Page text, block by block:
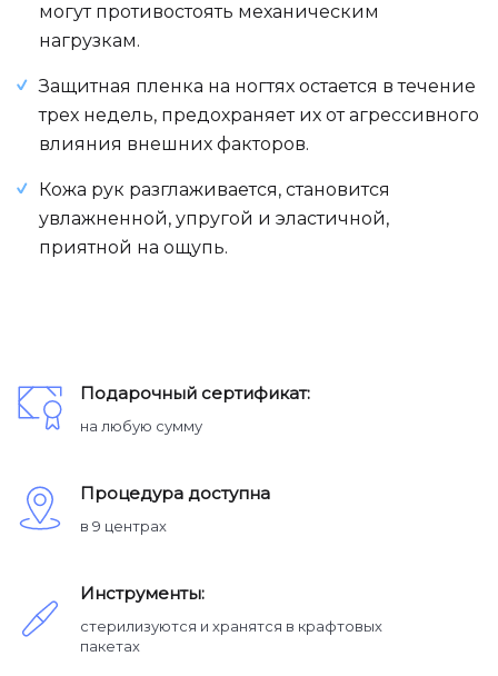
могут противостоять механическим
нагрузкам.
Защитная пленка на ногтях остается в течение
трех недель, предохраняет их от агрессивного
влияния внешних факторов.
Кожа рук разглаживается, становится
увлажненной, упругой и эластичной,
приятной на ощупь.
Подарочный сертификат:
на любую сумму
Процедура доступна
в 9 центрах
Инструменты:
стерилизуются и хранятся в крафтовых
пакетах